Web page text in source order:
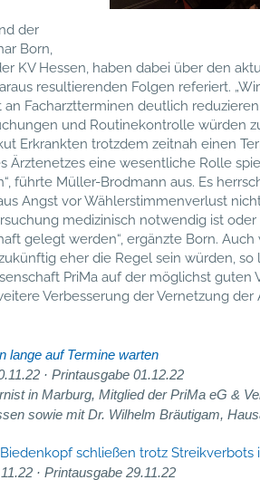
der
Born,
KV Hessen, haben dabei über den
resultierenden Folgen referiert.
Facharztterminen deutlich
und Routinekontrolle würden
Erkrankten trotzdem zeitnah einen
eine wesentliche Rolle
führte Müller-Brodmann aus. Es
Angst vor Wählerstimmenverlust
medizinisch notwendig ist oder
gelegt werden“, ergänzte Born.
eher die Regel sein würden, so
PriMa auf der möglichst guten
Verbesserung der Vernetzung der
lange auf Termine warten
· Printausgabe 01.12.22
Marburg, Mitglied der PriMa eG &
sowie mit Dr. Wilhelm Bräutigam,
schließen trotz Streikverbots
· Printausgabe 29.11.22